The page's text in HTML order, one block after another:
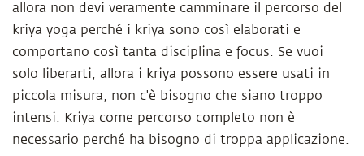
allora non devi veramente camminare il percorso del
kriya yoga perché i kriya sono così elaborati e
comportano così tanta disciplina e focus. Se vuoi
solo liberarti, allora i kriya possono essere usati in
piccola misura, non c'è bisogno che siano troppo
intensi. Kriya come percorso completo non è
necessario perché ha bisogno di troppa applicazione.